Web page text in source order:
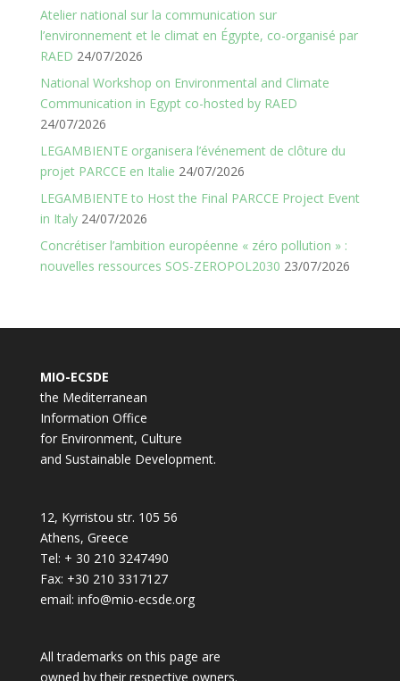
Atelier national sur la communication sur
l’environnement et le climat en Égypte, co-organisé par
RAED 24/07/2026
National Workshop on Environmental and Climate
Communication in Egypt co-hosted by RAED
24/07/2026
LEGAMBIENTE organisera l’événement de clôture du
projet PARCCE en Italie 24/07/2026
LEGAMBIENTE to Host the Final PARCCE Project Event
in Italy 24/07/2026
Concrétiser l’ambition européenne « zéro pollution » :
nouvelles ressources SOS-ZEROPOL2030 23/07/2026
MIO-ECSDE
the Mediterranean
Information Office
for Environment, Culture
and Sustainable Development.
12, Kyrristou str. 105 56
Athens, Greece
Tel: + 30 210 3247490
Fax: +30 210 3317127
email: info@mio-ecsde.org
All trademarks on this page are
owned by their respective owners.